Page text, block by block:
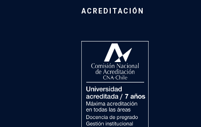
ACREDITACIÓN